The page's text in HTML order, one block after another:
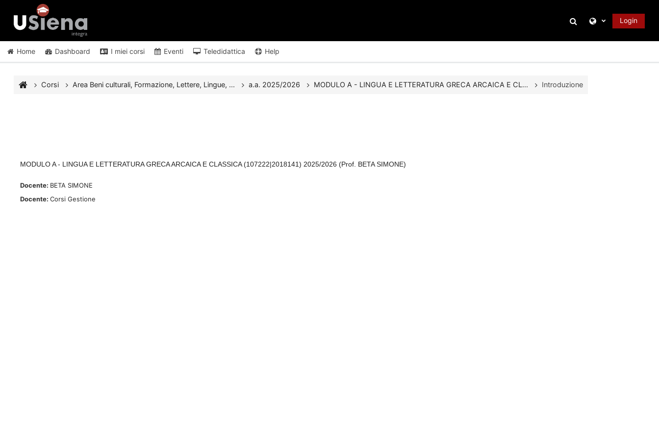
Vai al contenuto principale
Attiva/disattiva
Login
Home Dashboard I miei corsi Eventi Teledidattica Help
Corsi Area Beni culturali, Formazione, Lettere, Lingue, ... a.a. 2025/2026 MODULO A - LINGUA E LETTERATURA GRECA ARCAICA E CL... Introduzione
MODULO A - LINGUA E LETTERATURA GRECA ARCAICA E CLASSICA (107222|2018141) 2025/2026 (Prof. BETA SIMONE)
Docente: BETA SIMONE
Docente:Corsi Gestione